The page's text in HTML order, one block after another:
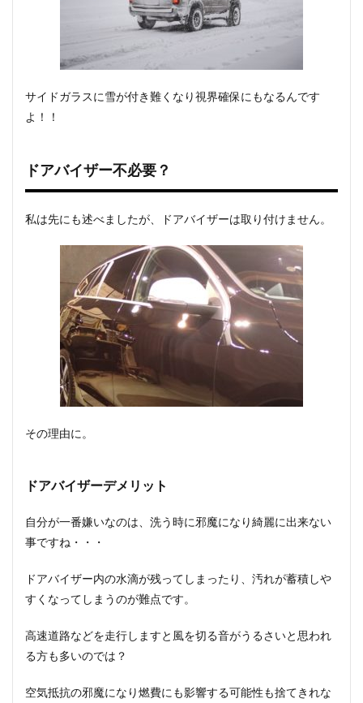
サイドガラスに雪が付き難くなり視界確保にもなるんです
よ！！
ドアバイザー不必要？
私は先にも述べましたが、ドアバイザーは取り付けません。
その理由に。
ドアバイザーデメリット
自分が一番嫌いなのは、洗う時に邪魔になり綺麗に出来ない
事ですね・・・
ドアバイザー内の水滴が残ってしまったり、汚れが蓄積しや
すくなってしまうのが難点です。
高速道路などを走行しますと風を切る音がうるさいと思われ
る方も多いのでは？
空気抵抗の邪魔になり燃費にも影響する可能性も捨てきれな